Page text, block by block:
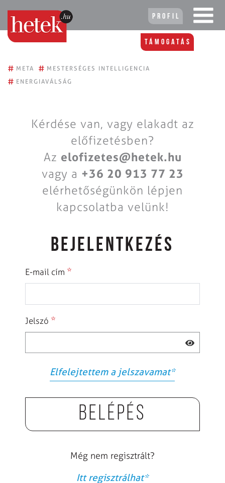
Profil
Támogatás
# META # MESTERSÉGES INTELLIGENCIA
# ENERGIAVÁLSÁG
Kérdése van, vagy elakadt az
előfizetésben?
Az elofizetes@hetek.hu
vagy a +36 20 913 77 23
elérhetőségünkön lépjen
kapcsolatba velünk!
BEJELENTKEZÉS
E-mail cím *
Jelszó *
Elfelejtettem a jelszavamat*
Belépés
Még nem regisztrált?
Itt regisztrálhat*